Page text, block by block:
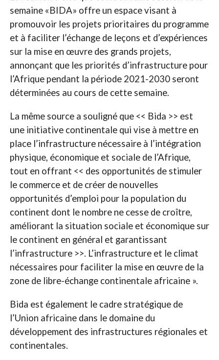
semaine «BIDA» offre un espace visant à
promouvoir les projets prioritaires du programme
et à faciliter l’échange de leçons et d’expériences
sur la mise en œuvre des grands projets,
annonçant que les priorités d’infrastructure pour
l’Afrique pendant la période 2021-2030 seront
déterminées au cours de cette semaine.
La même source a souligné que << Bida >> est
une initiative continentale qui vise à mettre en
place l’infrastructure nécessaire à l’intégration
physique, économique et sociale de l’Afrique,
tout en offrant << des opportunités de stimuler
le commerce et de créer de nouvelles
opportunités d’emploi pour la population du
continent dont le nombre ne cesse de croître,
améliorant la situation sociale et économique sur
le continent en général et garantissant
l’infrastructure >>. L’infrastructure et le climat
nécessaires pour faciliter la mise en œuvre de la
zone de libre-échange continentale africaine ».
Bida est également le cadre stratégique de
l’Union africaine dans le domaine du
développement des infrastructures régionales et
continentales.